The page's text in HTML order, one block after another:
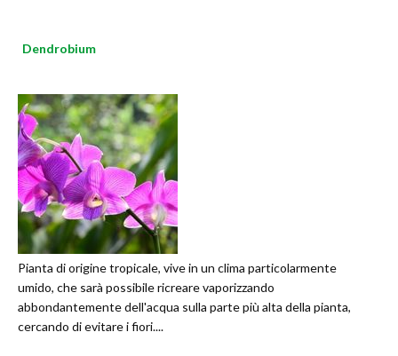
Dendrobium
Pianta di origine tropicale, vive in un clima particolarmente
umido, che sarà possibile ricreare vaporizzando
abbondantemente dell'acqua sulla parte più alta della pianta,
cercando di evitare i fiori....